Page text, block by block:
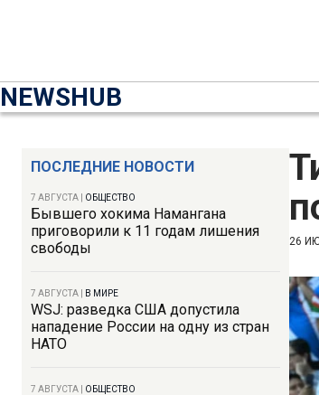
NEWSHUB
ПОСЛЕДНИЕ НОВОСТИ
7 АВГУСТА ОБЩЕСТВО
Бывшего хокима Намангана
приговорили к 11 годам лишения
свободы
7 АВГУСТА В МИРЕ
WSJ: разведка США допустила
нападение России на одну из стран
НАТО
7 АВГУСТА ОБЩЕСТВО
26